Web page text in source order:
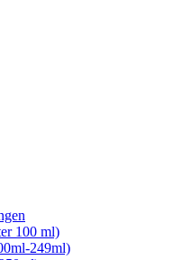
100 ml)
249ml)